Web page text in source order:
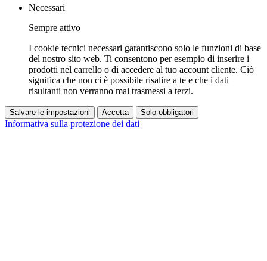
Necessari
Sempre attivo
I cookie tecnici necessari garantiscono solo le funzioni di base
del nostro sito web. Ti consentono per esempio di inserire i
prodotti nel carrello o di accedere al tuo account cliente. Ciò
significa che non ci è possibile risalire a te e che i dati
risultanti non verranno mai trasmessi a terzi.
Salvare le impostazioni Accetta Solo obbligatori
Informativa sulla protezione dei dati